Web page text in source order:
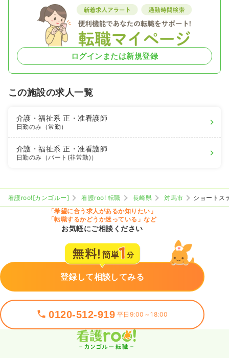
ログインまたは新規登録
この施設の求人一覧
介護・福祉系正・准看護師
日勤のみ（常勤）
介護・福祉系正・准看護師
日勤のみ（パート(非常勤)）
看護roo![カンゴルー] 看護roo! 転職 長崎県 対馬市
ショートス
「希望に合う求人があるか知りたい」
「転職するかどうか迷っている」など
お気軽にご相談ください
登録して相談してみる
0120-512-919 平日9:00～18:00